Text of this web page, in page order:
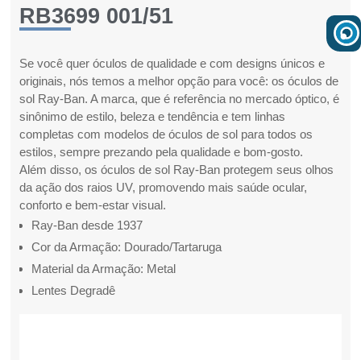
RB3699 001/51
Se você quer óculos de qualidade e com designs únicos e
originais, nós temos a melhor opção para você: os óculos de
sol Ray-Ban. A marca, que é referência no mercado óptico, é
sinônimo de estilo, beleza e tendência e tem linhas
completas com modelos de óculos de sol para todos os
estilos, sempre prezando pela qualidade e bom-gosto.
Além disso, os óculos de sol Ray-Ban protegem seus olhos
da ação dos raios UV, promovendo mais saúde ocular,
conforto e bem-estar visual.
Ray-Ban desde 1937
Cor da Armação: Dourado/Tartaruga
Material da Armação: Metal
Lentes Degradê